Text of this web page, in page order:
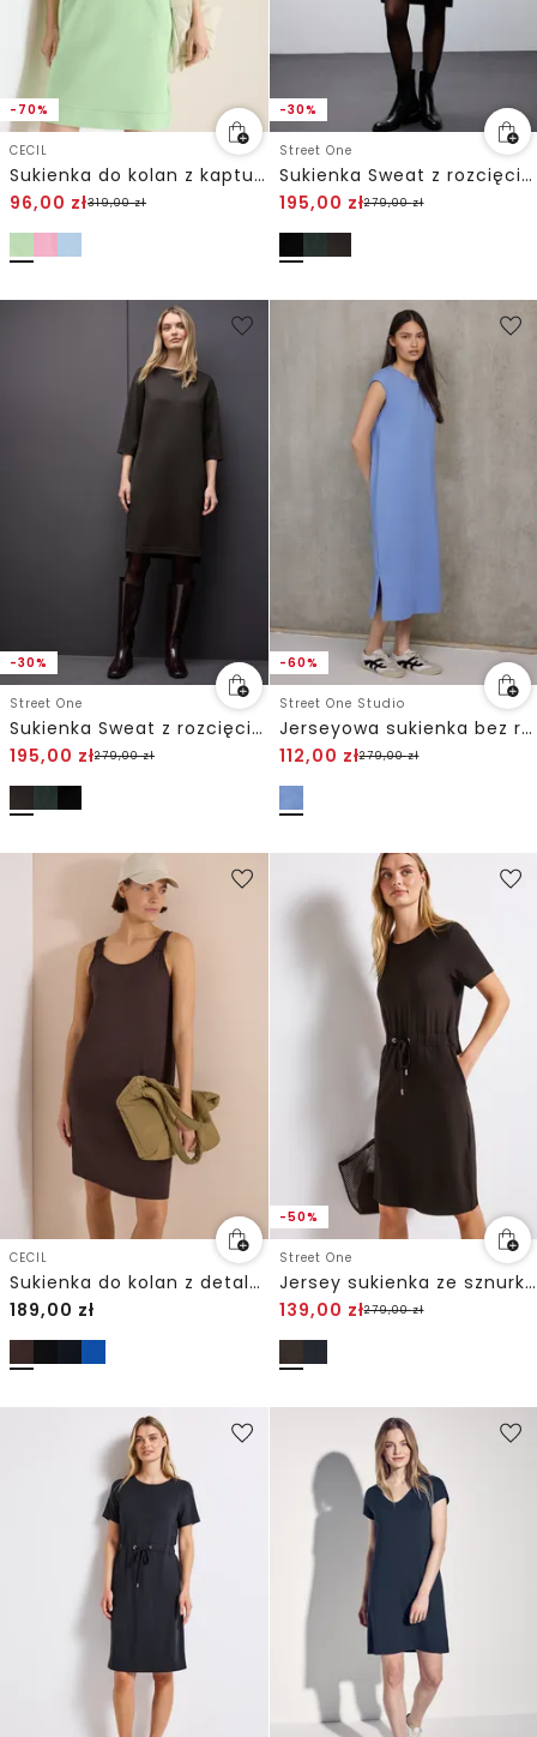
-70%
CECIL
Sukienka do kolan z kapturem
96,00 zł319,00zł
-30%
Street One
Sukienka Sweat z rozcięciami
195,00 zł279,00zł
-30%
Street One
Sukienka Sweat z rozcięciami
195,00 zł279,00zł
-60%
Street One Studio
Jerseyowa sukienka bez rękawów
112,00 zł279,00zł
CECIL
Sukienka do kolan z detalem węzła
189,00 zł
-50%
Street One
Jersey sukienka ze sznurkiem do ściągania
139,00 zł279,00zł